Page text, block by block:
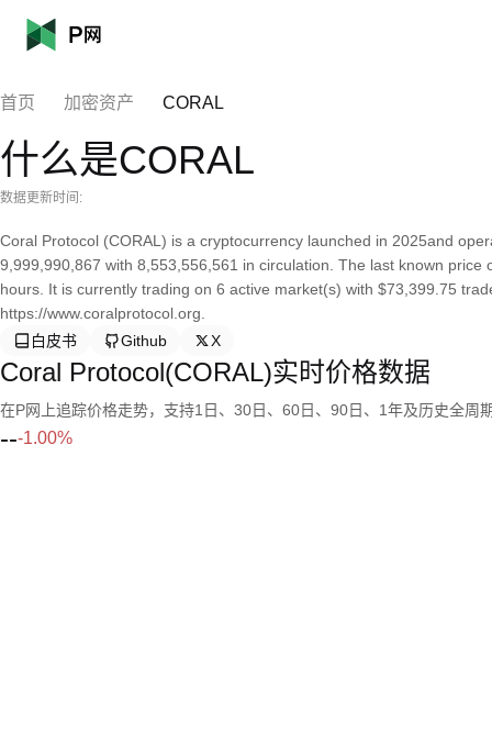
首页 加密资产 CORAL
什么是CORAL
数据更新时间:
Coral Protocol (CORAL) is a cryptocurrency launched in 2025and
9,999,990,867 with 8,553,556,561 in circulation. The last known
hours. It is currently trading on 6 active market(s) with $73,399.75
https://www.coralprotocol.org.
白皮书
Github X
Coral Protocol(CORAL)实时价格数据
在P网上追踪价格走势，支持1日、30日、60日、90日、1年及历史全周
---1.00%